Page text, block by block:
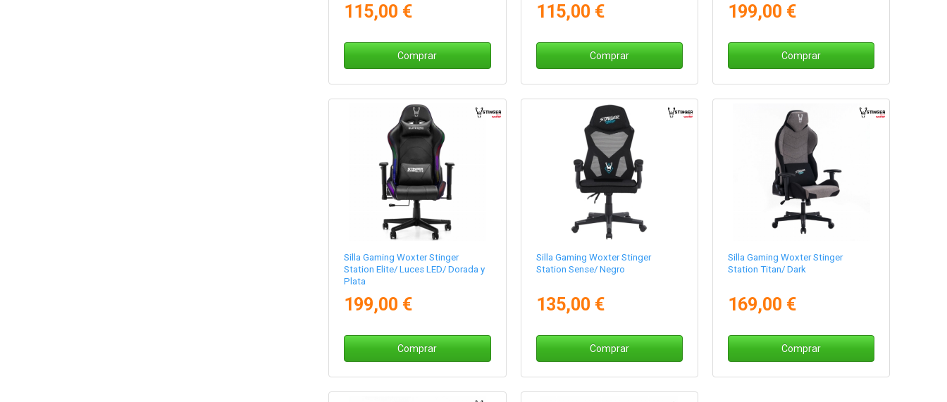
115,00 €
Comprar
115,00 €
Comprar
199,00 €
Comprar
Silla Gaming Woxter Stinger
Station Elite/ Luces LED/ Dorada y
Plata
199,00 €
Comprar
Silla Gaming Woxter Stinger
Station Sense/ Negro
135,00 €
Comprar
Silla Gaming Woxter Stinger
Station Titan/ Dark
169,00 €
Comprar